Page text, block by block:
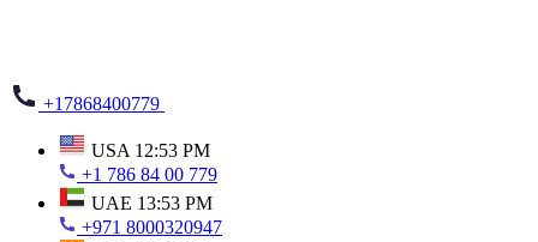
+17868400779
USA 12:53 PM
+1 786 84 00 779
UAE 13:53 PM
+971 8000320947